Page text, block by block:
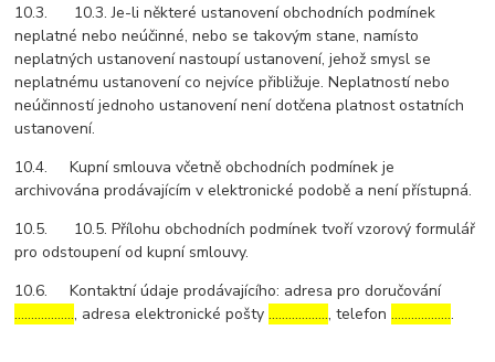
10.3. 10.3. Je-li některé ustanovení obchodních podmínek
neplatné nebo neúčinné, nebo se takovým stane, namísto
neplatných ustanovení nastoupí ustanovení, jehož smysl se
neplatnému ustanovení co nejvíce přibližuje. Neplatností nebo
neúčinností jednoho ustanovení není dotčena platnost ostatních
ustanovení.
10.4. Kupní smlouva včetně obchodních podmínek je
archivována prodávajícím v elektronické podobě a není přístupná.
10.5. 10.5. Přílohu obchodních podmínek tvoří vzorový formulář
pro odstoupení od kupní smlouvy.
10.6. Kontaktní údaje prodávajícího: adresa pro doručování
………………, adresa elektronické pošty………………, telefon……………….